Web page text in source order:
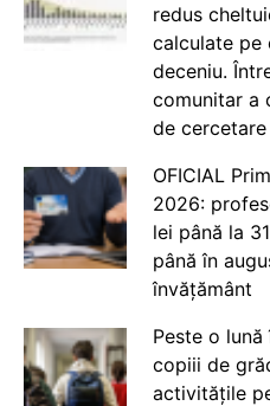
redus
calculate pe
deceniu.
comunitar a
de
OFICIAL
2026:
lei până la
până în
învățământ
Peste o
copiii de
activitățile